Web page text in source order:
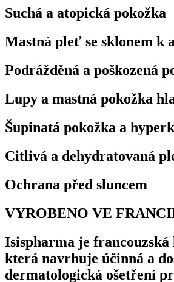
Suchá a atopická pokožka
Mastná pleť se sklonem k
Podrážděná a poškozená
Lupy a mastná pokožka
Šupinatá pokožka a
Citlivá a dehydratovaná
Ochrana před sluncem
VYROBENO VE
Isispharma je
která navrhuje účinná a
dermatologická ošetření